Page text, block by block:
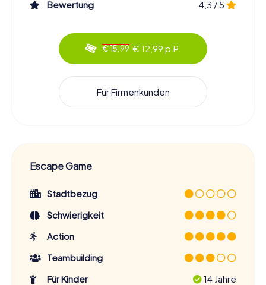
Bewertung 4,3 / 5
€ 15,99 € 12,99 p.P.
Für Firmenkunden
Escape Game
Stadtbezug
Schwierigkeit
Action
Teambuilding
Für Kinder
14 Jahre